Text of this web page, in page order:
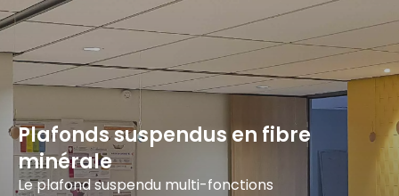
Plafonds suspendus en fibre
minérale
Le plafond suspendu multi-fonctions